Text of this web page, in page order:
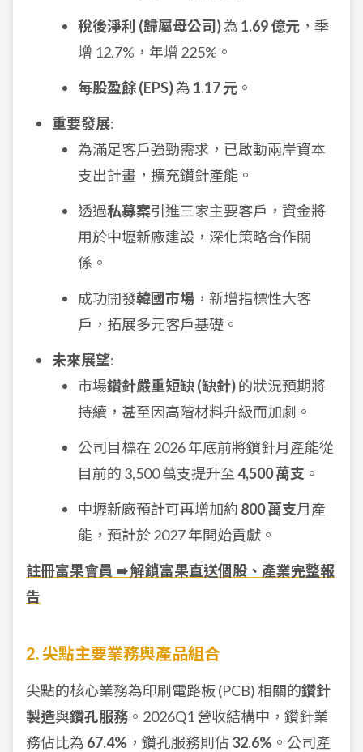
稅後淨利 (歸屬母公司)為 1.69 億元 ，季
增 12.7%，年增 225%。
每股盈餘 (EPS)為 1.17 元 。
重要發展:
為滿足客戶強勁需求，已啟動兩岸資本
支出計畫，擴充鑽針產能。
透過私募案引進三家主要客戶，資金將
用於中壢新廠建設，深化策略合作關
係。
成功開發韓國市場 ，新增指標性大客
戶，拓展多元客戶基礎。
未來展望:
市場鑽針嚴重短缺 (缺針)的狀況預期將
持續，甚至因高階材料升級而加劇。
公司目標在 2026 年底前將鑽針月產能從
目前的 3,500 萬支提升至 4,500 萬支 。
中壢新廠預計可再增加約 800 萬支月產
能，預計於 2027 年開始貢獻。
註冊富果會員 ➠ 解鎖富果直送個股、產業完整報
告
2. 尖點主要業務與產品組合
尖點的核心業務為印刷電路板 (PCB) 相關的鑽針
製造與鑽孔服務 。2026Q1 營收結構中，鑽針業
務佔比為 67.4% ，鑽孔服務則佔 32.6% 。公司產